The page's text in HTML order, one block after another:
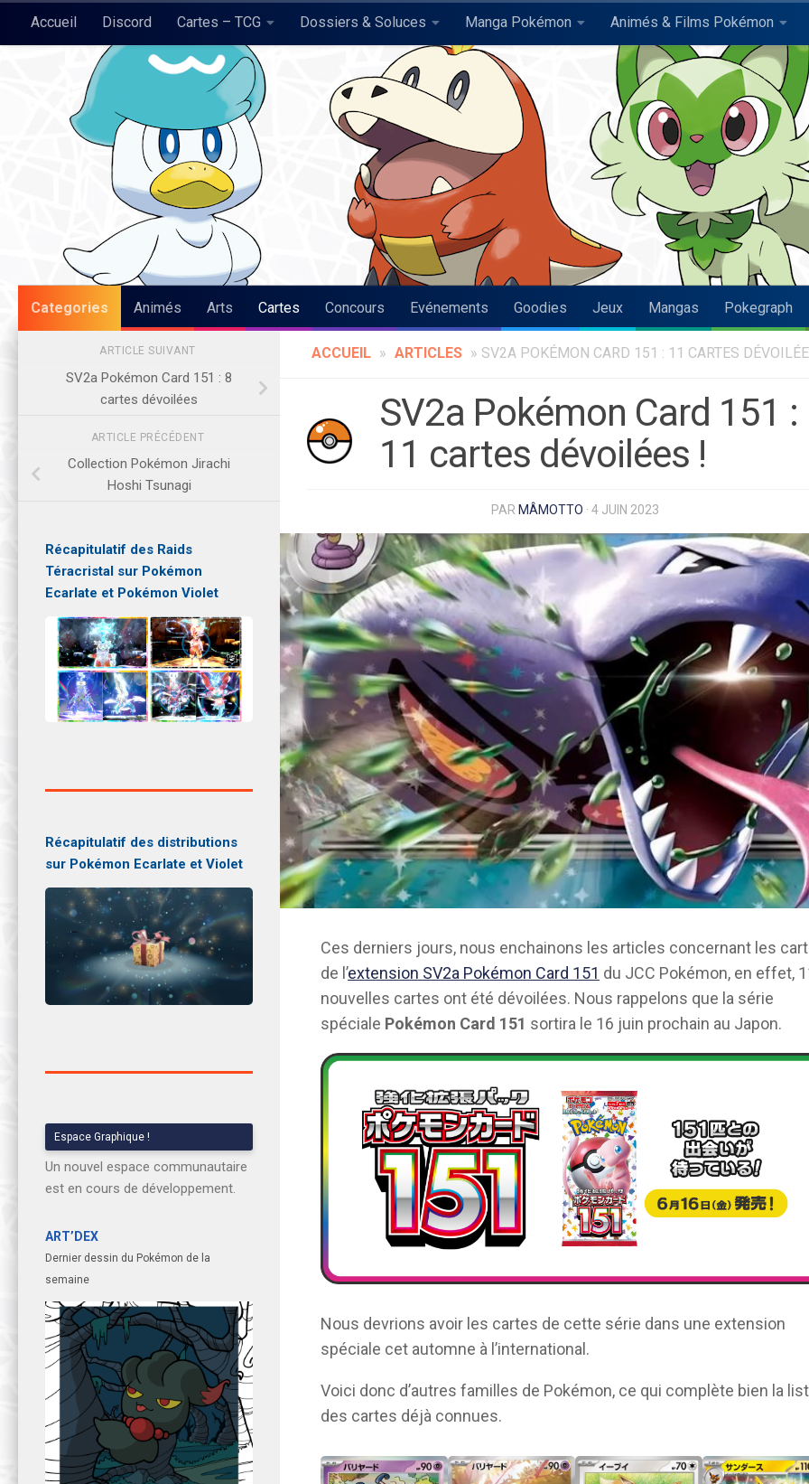
Skip to content
Accueil Discord Cartes – TCG Dossiers & Soluces Manga Pokémon Animés & Films Pokémon
Pokégraph
Categories Animés Arts Cartes Concours Evénements Goodies Jeux Mangas Pokegraph
ACCUEIL » ARTICLES » SV2A POKÉMON CARD 151 : 11 CARTES
SV2a Pokémon Card 151 :
11 cartes dévoilées !
PAR MÂMOTTO · 4 JUIN 2023
Ces derniers jours, nous enchainons les articles concernant les
de l’extension SV2a Pokémon Card 151 du JCC Pokémon, en effet,
nouvelles cartes ont été dévoilées. Nous rappelons que la série
spéciale Pokémon Card 151 sortira le 16 juin prochain au Japon.
Nous devrions avoir les cartes de cette série dans une extension
spéciale cet automne à l’international.
Voici donc d’autres familles de Pokémon, ce qui complète bien la
des cartes déjà connues.
ARTICLE SUIVANT
SV2a Pokémon Card 151 : 8
cartes dévoilées
ARTICLE PRÉCÉDENT
Collection Pokémon Jirachi
Hoshi Tsunagi
Récapitulatif des Raids
Téracristal sur Pokémon
Ecarlate et Pokémon Violet
Récapitulatif des distributions
sur Pokémon Ecarlate et Violet
Espace Graphique !
Un nouvel espace communautaire
est en cours de développement.
ART’DEX
Dernier dessin du Pokémon de la
semaine